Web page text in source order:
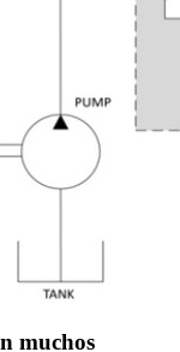
muchos